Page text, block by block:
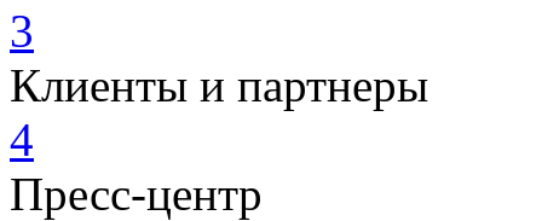
3
Клиенты и партнеры
4
Пресс-центр